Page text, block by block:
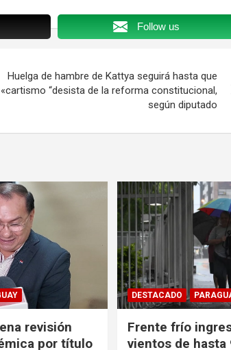
Follow us
Huelga de hambre de Kattya seguirá hasta que
«cartismo “desista de la reforma constitucional,
según diputado
revisión
por título
DESTACADO
Frente frío
vientos de hasta